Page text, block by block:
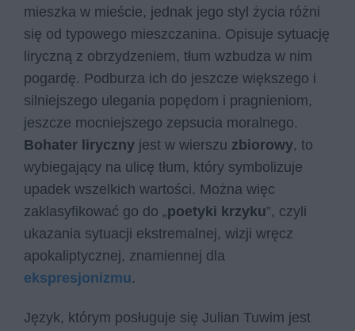
mieszka w mieście, jednak jego styl życia różni
się od typowego mieszczanina. Opisuje sytuację
liryczną z obrzydzeniem, tłum wzbudza w nim
pogardę. Podburza ich do jeszcze większego i
silniejszego ulegania popędom i pragnieniom,
jeszcze mocniejszego zepsucia moralnego.
Bohater liryczny jest w wierszu zbiorowy, to
wybiegający na ulicę tłum, który symbolizuje
upadek wszelkich wartości. Można więc
zaklasyfikować go do „poetyki krzyku”, czyli
ukazania sytuacji ekstremalnej, wizji wręcz
apokaliptycznej, znamiennej dla
ekspresjonizmu.
Język, którym posługuje się Julian Tuwim jest